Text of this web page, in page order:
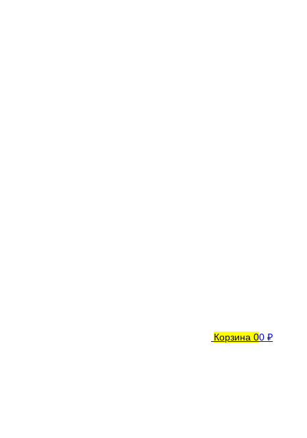
Корзина 00 ₽